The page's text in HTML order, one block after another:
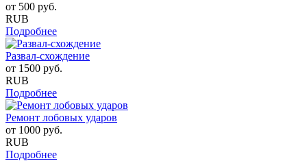
от 500 руб.
RUB
Подробнее
Развал-схождение
от 1500 руб.
RUB
Подробнее
Ремонт лобовых ударов
от 1000 руб.
RUB
Подробнее